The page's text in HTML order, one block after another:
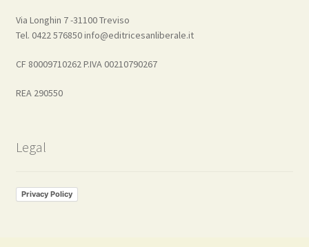
Via Longhin 7 -31100 Treviso
Tel. 0422 576850 info@editricesanliberale.it
CF 80009710262 P.IVA 00210790267
REA 290550
Legal
Privacy Policy